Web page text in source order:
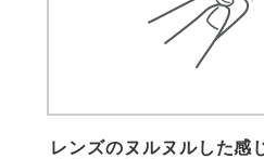
レンズのヌルヌルした感